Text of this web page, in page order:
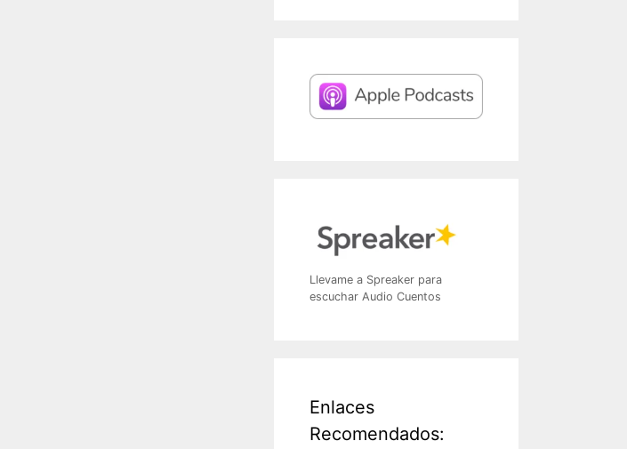
Llevame a Spreaker para
escuchar Audio Cuentos
Enlaces
Recomendados: